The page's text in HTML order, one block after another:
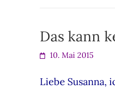
Das kann
10. Mai 2015
Liebe Susanna,